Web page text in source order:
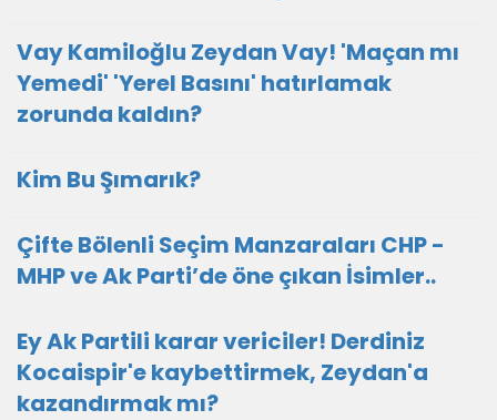
Vay Kamiloğlu Zeydan Vay! 'Maçan mı
Yemedi' 'Yerel Basını' hatırlamak
zorunda kaldın?
Kim Bu Şımarık?
Çifte Bölenli Seçim Manzaraları CHP -
MHP ve Ak Parti’de öne çıkan İsimler..
Ey Ak Partili karar vericiler! Derdiniz
Kocaispir'e kaybettirmek, Zeydan'a
kazandırmak mı?